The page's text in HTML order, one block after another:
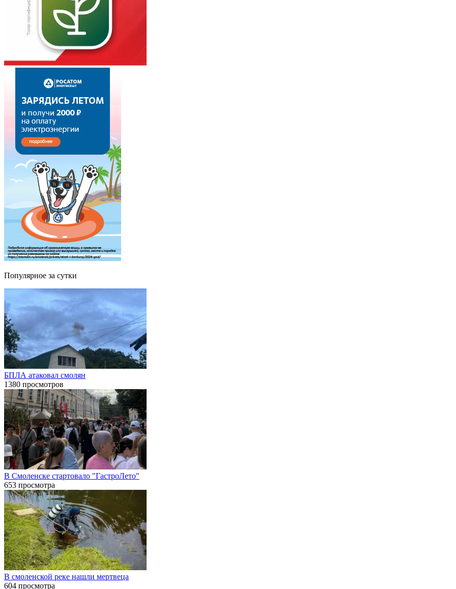
Популярное за сутки
БПЛА атаковал смолян
1380 просмотров
В Смоленске стартовало "ГастроЛето"
653 просмотра
В смоленской реке нашли мертвеца
604 просмотра